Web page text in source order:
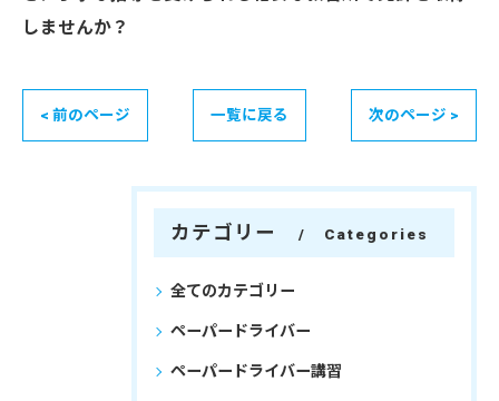
しませんか？
< 前のページ 一覧に戻る 次のページ >
カテゴリー Categories
全てのカテゴリー
ペーパードライバー
ペーパードライバー講習